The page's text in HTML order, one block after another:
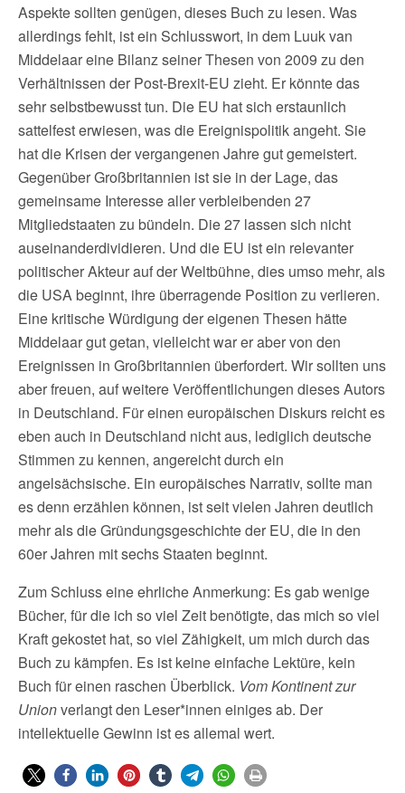
Aspekte sollten genügen, dieses Buch zu lesen. Was
allerdings fehlt, ist ein Schlusswort, in dem Luuk van
Middelaar eine Bilanz seiner Thesen von 2009 zu den
Verhältnissen der Post-Brexit-EU zieht. Er könnte das
sehr selbstbewusst tun. Die EU hat sich erstaunlich
sattelfest erwiesen, was die Ereignispolitik angeht. Sie
hat die Krisen der vergangenen Jahre gut gemeistert.
Gegenüber Großbritannien ist sie in der Lage, das
gemeinsame Interesse aller verbleibenden 27
Mitgliedstaaten zu bündeln. Die 27 lassen sich nicht
auseinanderdividieren. Und die EU ist ein relevanter
politischer Akteur auf der Weltbühne, dies umso mehr, als
die USA beginnt, ihre überragende Position zu verlieren.
Eine kritische Würdigung der eigenen Thesen hätte
Middelaar gut getan, vielleicht war er aber von den
Ereignissen in Großbritannien überfordert. Wir sollten uns
aber freuen, auf weitere Veröffentlichungen dieses Autors
in Deutschland. Für einen europäischen Diskurs reicht es
eben auch in Deutschland nicht aus, lediglich deutsche
Stimmen zu kennen, angereicht durch ein
angelsächsische. Ein europäisches Narrativ, sollte man
es denn erzählen können, ist seit vielen Jahren deutlich
mehr als die Gründungsgeschichte der EU, die in den
60er Jahren mit sechs Staaten beginnt.
Zum Schluss eine ehrliche Anmerkung: Es gab wenige
Bücher, für die ich so viel Zeit benötigte, das mich so viel
Kraft gekostet hat, so viel Zähigkeit, um mich durch das
Buch zu kämpfen. Es ist keine einfache Lektüre, kein
Buch für einen raschen Überblick. Vom Kontinent zur
Unionverlangt den Leser*innen einiges ab. Der
intellektuelle Gewinn ist es allemal wert.